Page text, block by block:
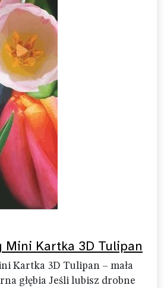
Mini Kartka 3D Tulipan
Kartka 3D Tulipan – mała
głębia Jeśli lubisz drobne